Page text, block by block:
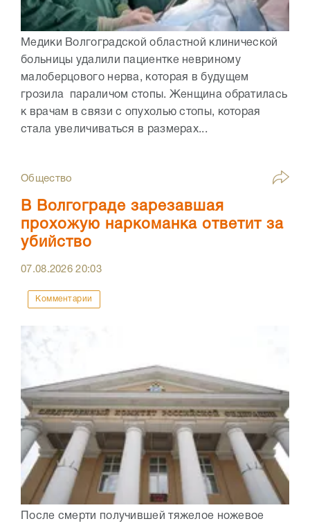
Медики Волгоградской областной клинической
больницы удалили пациентке невриному
малоберцового нерва, которая в будущем
грозила параличом стопы. Женщина обратилась
к врачам в связи с опухолью стопы, которая
стала увеличиваться в размерах...
Общество
В Волгограде зарезавшая
прохожую наркоманка ответит за
убийство
07.08.202620:03
Комментарии
После смерти получившей тяжелое ножевое